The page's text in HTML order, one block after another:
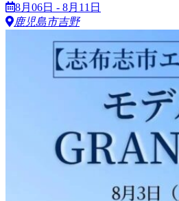
8月06日 - 8月11日
鹿児島市吉野